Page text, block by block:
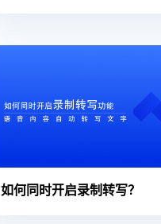
如何同时开启录制转写？